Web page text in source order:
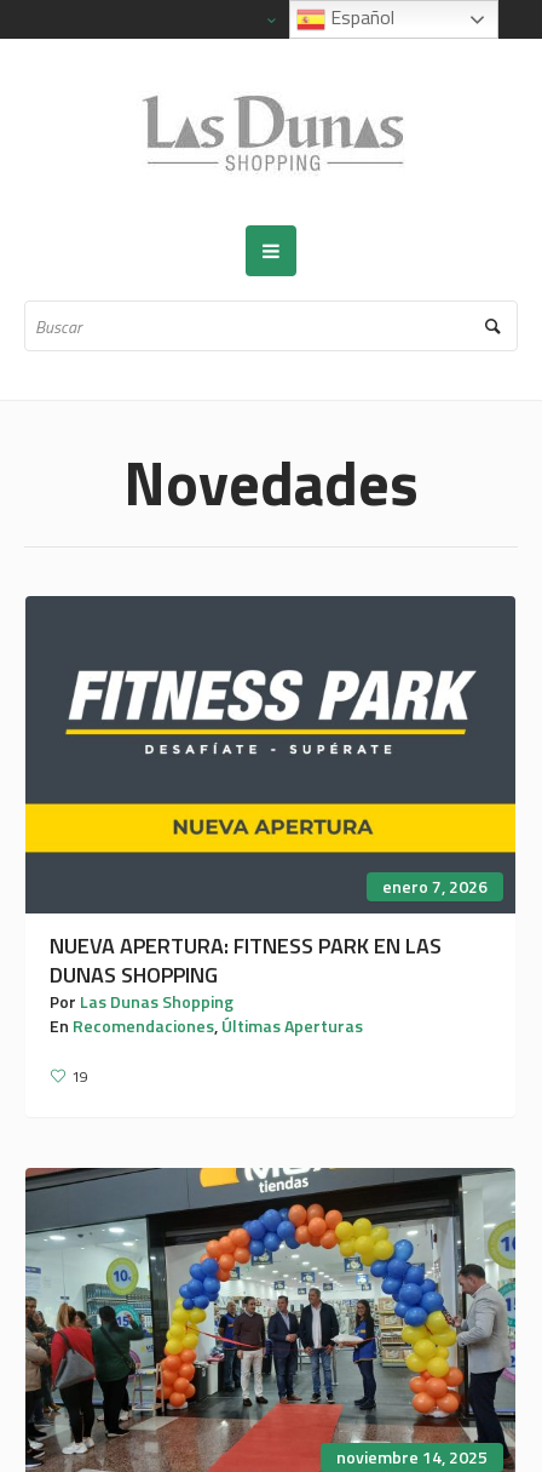
Novedades
enero 7, 2026
NUEVA APERTURA: FITNESS PARK EN LAS
DUNAS SHOPPING
Por Las Dunas Shopping
En Recomendaciones,Últimas Aperturas
19
noviembre 14, 2025
Español